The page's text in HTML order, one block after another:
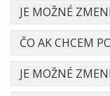
JE MOŽNÉ
ČO AK CHCEM
JE MOŽNÉ